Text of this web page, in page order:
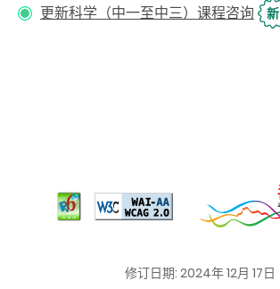
更新科学（中一至中三）课程咨询 新
修订日期: 2024年 12月 17日